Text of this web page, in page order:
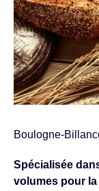
Boulogne-
Spécialisée
volumes pour